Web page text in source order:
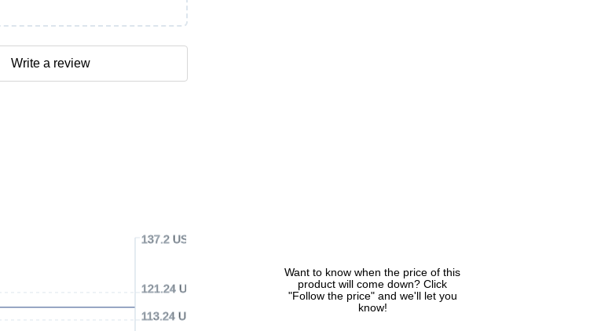
113.24 USD
121.24 USD
137.2 USD
Want to know when the price of this
product will come down? Click
"Follow the price" and we'll let you
know!
Write a review